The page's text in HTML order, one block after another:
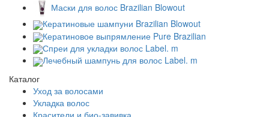
Маски для волос Brazilian Blowout
Кератиновые шампуни Brazilian Blowout
Кератиновое выпрямление Pure Brazilian
Спреи для укладки волос Label. m
Лечебный шампунь для волос Label. m
Каталог
Уход за волосами
Укладка волос
Красители и био-завивка